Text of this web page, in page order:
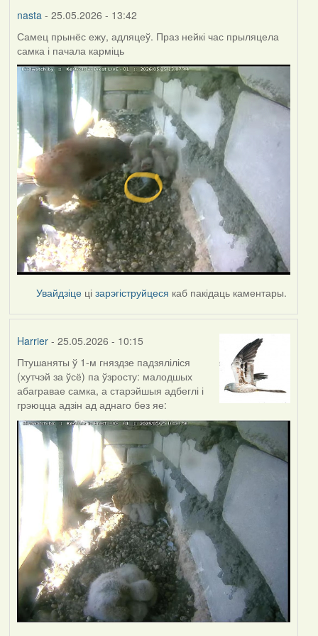
nasta- 25.05.2026 - 13:42
Самец прынёс ежу, адляцеў. Праз нейкі час прыляцела
самка і пачала карміць
Увайдзіце цізарэгіструйцеся каб пакідаць каментары.
Harrier- 25.05.2026 - 10:15
Птушаняты ў 1-м гняздзе падзяліліся
(хутчэй за ўсё) па ўзросту: малодшых
абагравае самка, а старэйшыя адбеглі і
грэюцца адзін ад аднаго без яе: